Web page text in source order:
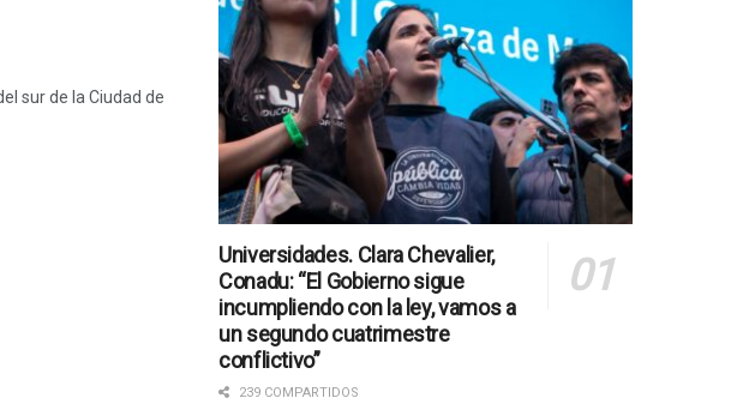
sur de la Ciudad de
Universidades. Clara Chevalier,
Conadu: “El Gobierno sigue
incumpliendo con la ley, vamos a
un segundo cuatrimestre
conflictivo”
239 COMPARTIDOS